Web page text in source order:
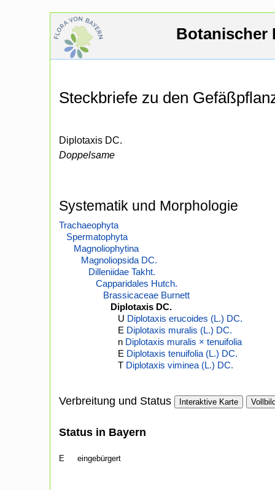
Botanischer
Steckbriefe zu den
Diplotaxis DC.
Doppelsame
Systematik und Morphologie
Trachaeophyta
Spermatophyta
Magnoliophytina
Magnoliopsida DC.
Dilleniidae Takht.
Capparidales Hutch.
Brassicaceae Burnett
Diplotaxis DC.
U Diplotaxis erucoides (L.) DC.
E Diplotaxis muralis (L.) DC.
n Diplotaxis muralis × tenuifolia
E Diplotaxis tenuifolia (L.) DC.
T Diplotaxis viminea (L.) DC.
Verbreitung und Status Interaktive Karte
Status in Bayern
E eingebürgert